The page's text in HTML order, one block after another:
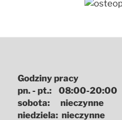
Godziny pracy
pn. - pt.: 08:00-20:00
sobota: nieczynne
niedziela: nieczynne